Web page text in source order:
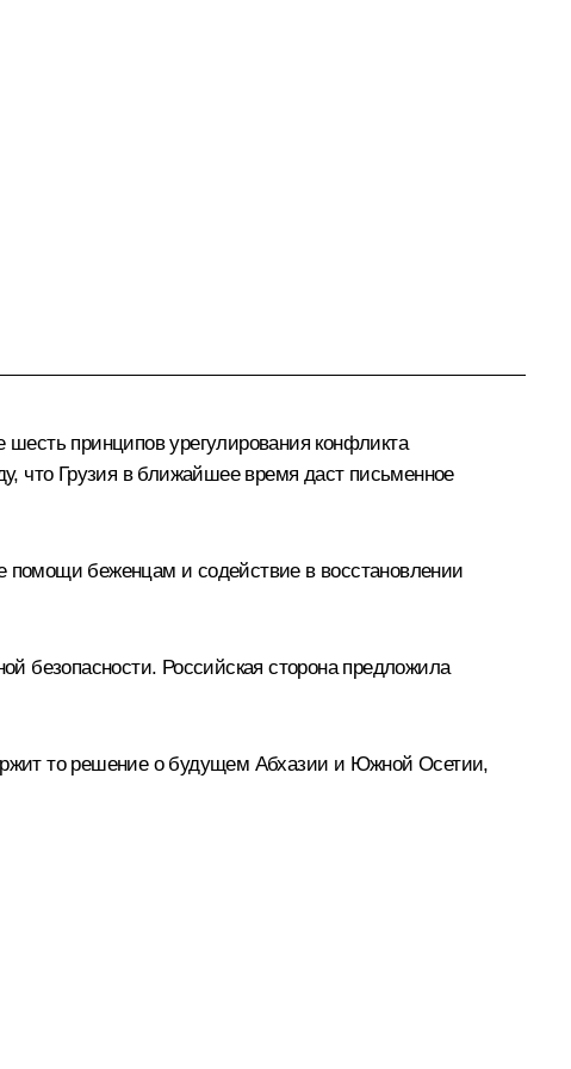
принципов урегулирования конфликта
что Грузия в ближайшее время даст письменное
помощи беженцам и содействие в восстановлении
безопасности. Российская сторона предложила
то решение о будущем Абхазии и Южной Осетии,